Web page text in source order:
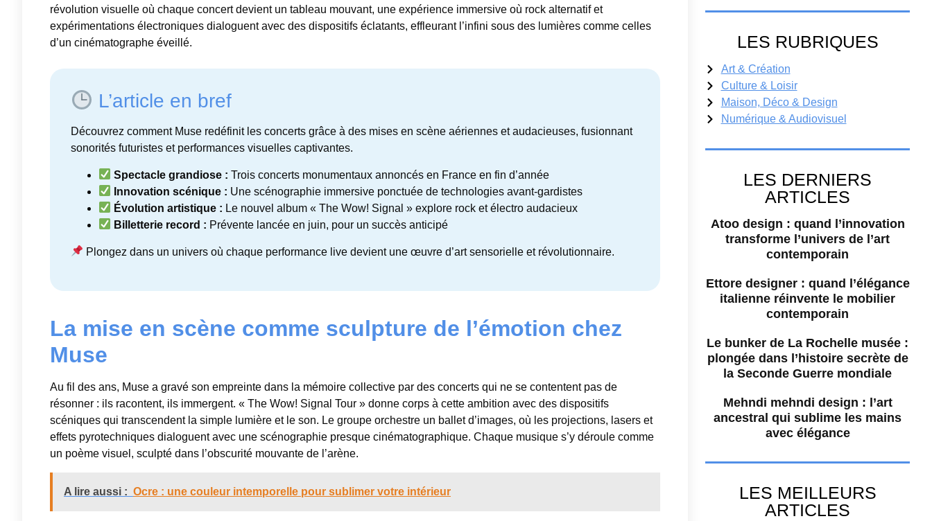
révolution visuelle où chaque concert devient un tableau mouvant, une expérience immersive où rock alternatif et
expérimentations électroniques dialoguent avec des dispositifs éclatants, effleurant l’infini sous des lumières comme celles
d’un cinématographe éveillé.
L’article en bref
Découvrez comment Muse redéfinit les concerts grâce à des mises en scène aériennes et audacieuses, fusionnant
sonorités futuristes et performances visuelles captivantes.
Spectacle grandiose : Trois concerts monumentaux annoncés en France en fin d’année
Innovation scénique : Une scénographie immersive ponctuée de technologies avant-gardistes
Évolution artistique : Le nouvel album « The Wow! Signal » explore rock et électro audacieux
Billetterie record : Prévente lancée en juin, pour un succès anticipé
Plongez dans un univers où chaque performance live devient une œuvre d’art sensorielle et révolutionnaire.
La mise en scène comme sculpture de l’émotion chez
Muse
Au fil des ans, Muse a gravé son empreinte dans la mémoire collective par des concerts qui ne se contentent pas de
résonner : ils racontent, ils immergent. « The Wow! Signal Tour » donne corps à cette ambition avec des dispositifs
scéniques qui transcendent la simple lumière et le son. Le groupe orchestre un ballet d’images, où les projections, lasers et
effets pyrotechniques dialoguent avec une scénographie presque cinématographique. Chaque musique s’y déroule comme
un poème visuel, sculpté dans l’obscurité mouvante de l’arène.
A lire aussi : Ocre : une couleur intemporelle pour sublimer votre intérieur
LES RUBRIQUES
Art & Création
Culture & Loisir
Maison, Déco & Design
Numérique & Audiovisuel
LES DERNIERS
ARTICLES
Atoo design : quand l’innovation
transforme l’univers de l’art
contemporain
Ettore designer : quand l’élégance
italienne réinvente le mobilier
contemporain
Le bunker de La Rochelle musée :
plongée dans l’histoire secrète de
la Seconde Guerre mondiale
Mehndi mehndi design : l’art
ancestral qui sublime les mains
avec élégance
LES MEILLEURS
ARTICLES